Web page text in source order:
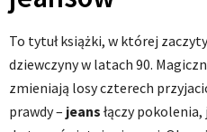
To tytuł książki, w której
dziewczyny w latach 90.
zmieniają losy czterech
prawdy – jeans łączy